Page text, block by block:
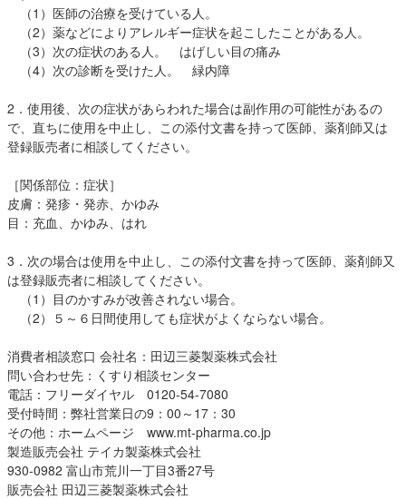
（1）医師の治療を受けている人。
（2）薬などによりアレルギー症状を起こしたことがある人。
（3）次の症状のある人。 はげしい目の痛み
（4）次の診断を受けた人。 緑内障
2．使用後、次の症状があらわれた場合は副作用の可能性があるの
で、直ちに使用を中止し、この添付文書を持って医師、薬剤師又は
登録販売者に相談してください。
［関係部位：症状］
皮膚：発疹・発赤、かゆみ
目：充血、かゆみ、はれ
3．次の場合は使用を中止し、この添付文書を持って医師、薬剤師又
は登録販売者に相談してください。
（1）目のかすみが改善されない場合。
（2）５～６日間使用しても症状がよくならない場合。
消費者相談窓口 会社名：田辺三菱製薬株式会社
問い合わせ先：くすり相談センター
電話：フリーダイヤル 0120-54-7080
受付時間：弊社営業日の9：00～17：30
その他：ホームページ www.mt-pharma.co.jp
製造販売会社 テイカ製薬株式会社
930-0982 富山市荒川一丁目3番27号
販売会社 田辺三菱製薬株式会社